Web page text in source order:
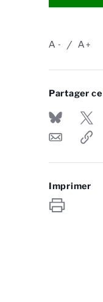
-
A +
A
Partager
Imprimer